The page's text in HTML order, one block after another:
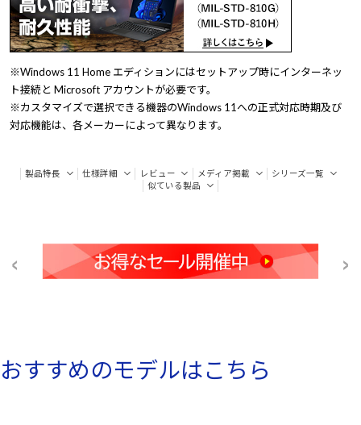
※Windows 11 Home エディションにはセットアップ時にインターネッ
ト接続と Microsoft アカウントが必要です。
※カスタマイズで選択できる機器のWindows 11への正式対応時期及び
対応機能は、各メーカーによって異なります。
製品特長 仕様詳細 レビュー メディア掲載
シリーズ一覧
似ている製品
おすすめのモデルはこちら